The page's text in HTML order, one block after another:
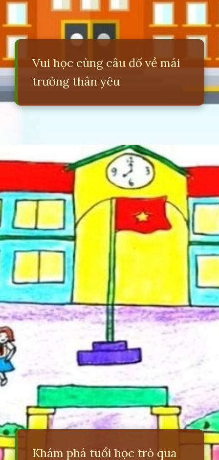
Vui học cùng câu đố về mái
trường thân yêu
Đang mở https://erci.edu.vn/cau-do-ve-mai-truong
Khám phá tuổi học trò qua